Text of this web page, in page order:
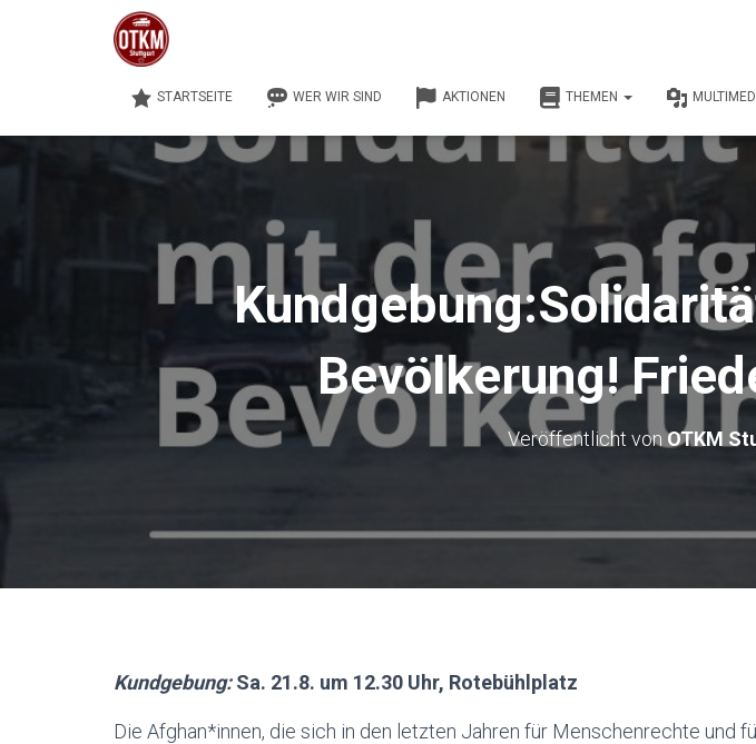
STARTSEITE WER WIR SIND AKTIONEN THEMEN
Bevölkerung!
Veröffentlicht vonOTKM
Kundgebung:Sa. 21.8. um 12.30 Uhr, Rotebühlplatz
Die Afghan*innen, die sich in den letzten Jahren für Menschenrechte und